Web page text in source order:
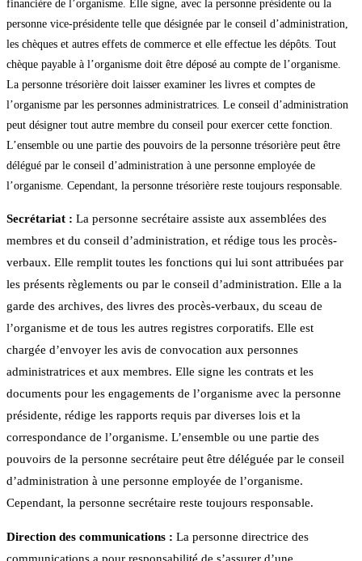
financière de l’organisme. Elle signe, avec la personne présidente ou la
personne vice-présidente telle que désignée par le conseil d’administration,
les chèques et autres effets de commerce et elle effectue les dépôts. Tout
chèque payable à l’organisme doit être déposé au compte de l’organisme.
La personne trésorière doit laisser examiner les livres et comptes de
l’organisme par les personnes administratrices. Le conseil d’administration
peut désigner tout autre membre du conseil pour exercer cette fonction.
L’ensemble ou une partie des pouvoirs de la personne trésorière peut être
délégué par le conseil d’administration à une personne employée de
l’organisme. Cependant, la personne trésorière reste toujours responsable.
Secrétariat : La personne secrétaire assiste aux assemblées des
membres et du conseil d’administration, et rédige tous les procès-
verbaux. Elle remplit toutes les fonctions qui lui sont attribuées par
les présents règlements ou par le conseil d’administration. Elle a la
garde des archives, des livres des procès-verbaux, du sceau de
l’organisme et de tous les autres registres corporatifs. Elle est
chargée d’envoyer les avis de convocation aux personnes
administratrices et aux membres. Elle signe les contrats et les
documents pour les engagements de l’organisme avec la personne
présidente, rédige les rapports requis par diverses lois et la
correspondance de l’organisme. L’ensemble ou une partie des
pouvoirs de la personne secrétaire peut être déléguée par le conseil
d’administration à une personne employée de l’organisme.
Cependant, la personne secrétaire reste toujours responsable.
Direction des communications : La personne directrice des